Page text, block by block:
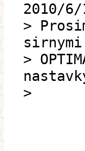
2010/
>
>
>